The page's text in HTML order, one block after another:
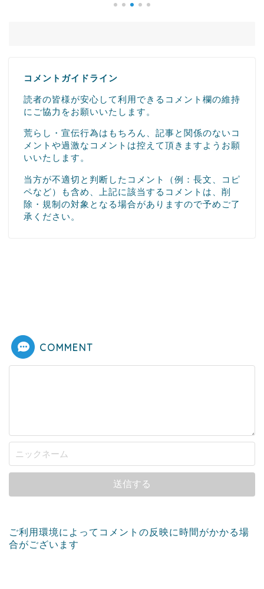
コメントガイドライン
読者の皆様が安心して利用できるコメント欄の維持
にご協力をお願いいたします。
荒らし・宣伝行為はもちろん、記事と関係のないコ
メントや過激なコメントは控えて頂きますようお願
いいたします。
当方が不適切と判断したコメント（例：長文、コピ
ペなど）も含め、上記に該当するコメントは、削
除・規制の対象となる場合がありますので予めご了
承ください。
COMMENT
ご利用環境によってコメントの反映に時間がかかる場
合がございます